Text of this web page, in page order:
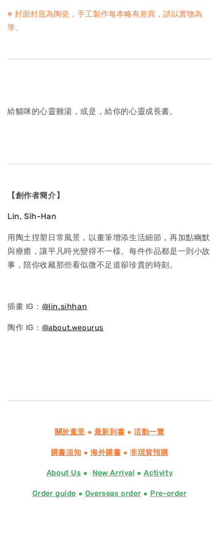
※ 封面封底為陶瓷，手工製作每本略有差異，請以實物為
準。
給貓咪的心靈雞湯，或是，給你的心靈成長書。
【創作者簡介】
Lin, Sih-Han
用陶土捏塑日常風景，以畫筆增添生活細節，再加點幽默
與療癒，讓平凡時光變得不一樣。每件作品都是一則小故
事，陪你收藏那些看似微不足道卻珍貴的時刻。
插畫 IG： @lin.sihhan
陶作 IG： @about.weourus
關於童里 ● 最新到書 ●活動一覽
購書須知 ● 海外購書 ●非現貨預購
About Us ● New Arrival ●Activity
Order guide ● Overseas order● Pre-order